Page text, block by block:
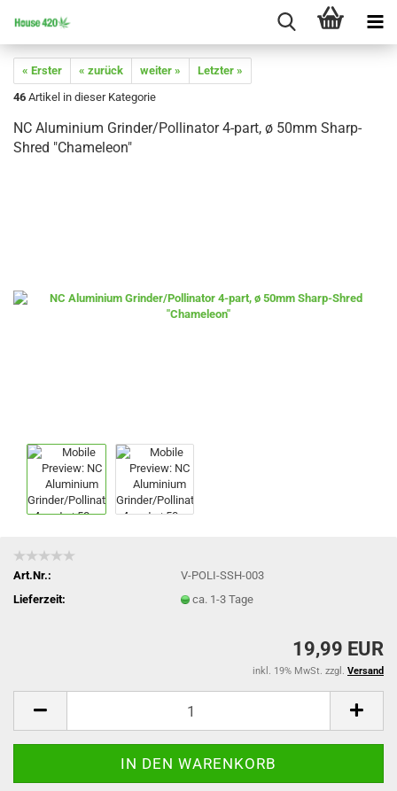
« Erster « zurück weiter »
Letzter »
46 Artikel in dieser Kategorie
NC Aluminium Grinder/Pollinator 4-part, ø 50mm Sharp-
Shred "Chameleon"
Art.Nr.:
V-POLI-SSH-003
Lieferzeit:
ca. 1-3 Tage
19,99 EUR
inkl. 19% MwSt. zzgl. Versand